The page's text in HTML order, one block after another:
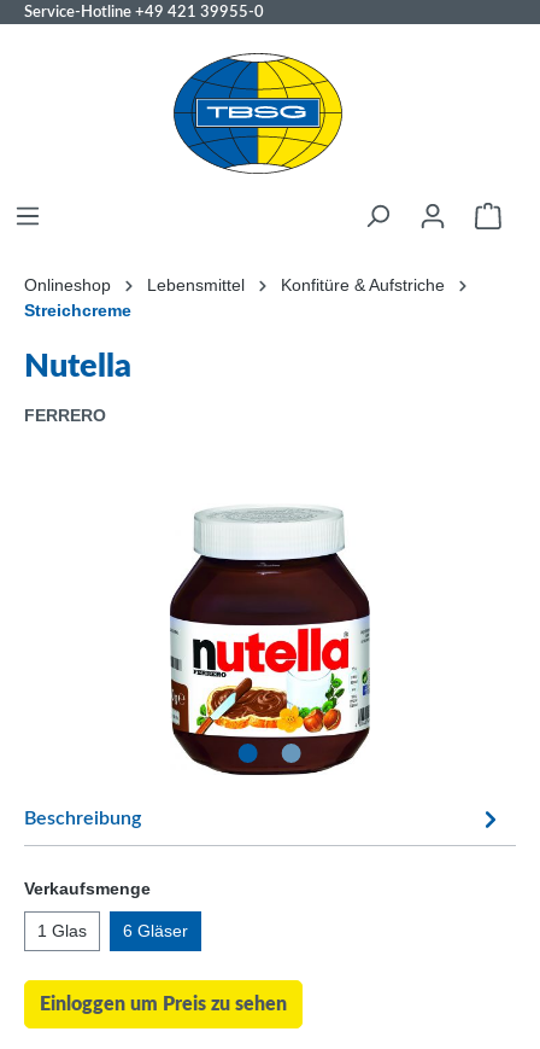
Service-Hotline +49 421 39955-0
Onlineshop Lebensmittel
Konfitüre & Aufstriche
Streichcreme
Nutella
FERRERO
Beschreibung
Verkaufsmenge
1 Glas 6 Gläser
Einloggen um Preis zu sehen